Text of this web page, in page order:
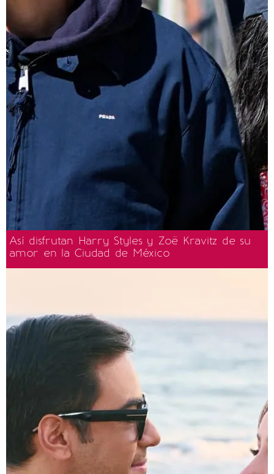
Así disfrutan Harry Styles y Zoë Kravitz de su
amor en la Ciudad de México